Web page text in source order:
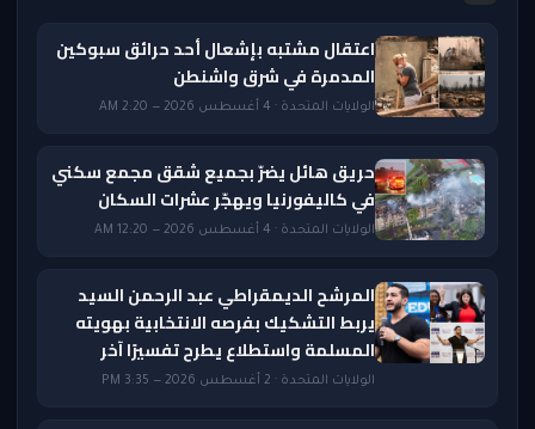
اعتقال مشتبه بإشعال أحد حرائق سبوكين
المدمرة في شرق واشنطن
الولايات المتحدة · 4 أغسطس 2026 — 2:20 AM
حريق هائل يضرّ بجميع شقق مجمع سكني
في كاليفورنيا ويهجّر عشرات السكان
الولايات المتحدة · 4 أغسطس 2026 — 12:20 AM
المرشح الديمقراطي عبد الرحمن السيد
يربط التشكيك بفرصه الانتخابية بهويته
المسلمة واستطلاع يطرح تفسيرًا آخر
الولايات المتحدة · 2 أغسطس 2026 — 3:35 PM